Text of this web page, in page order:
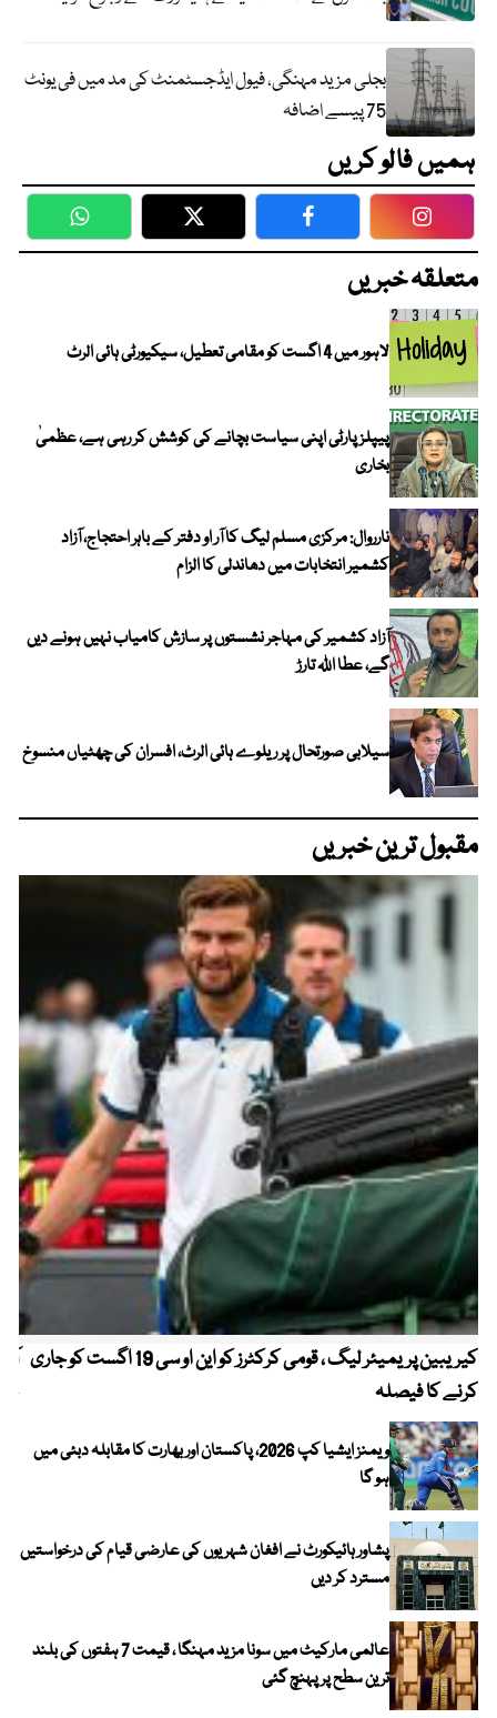
بجلی مزید مہنگی، فیول ایڈجسٹمنٹ کی مد میں فی یونٹ
75 پیسے اضافہ
ہمیں فالو کریں
WhatsApp Twitter Facebook
متعلقہ خبریں
لاہور میں 4 اگست کو مقامی تعطیل، سیکیورٹی ہائی الرٹ
پیپلز پارٹی اپنی سیاست بچانے کی کوشش کر رہی ہے، عظمیٰ
بخاری
نارروال: مرکزی مسلم لیگ کا آر او دفتر کے باہر احتجاج، آزاد
کشمیر انتخابات میں دھاندلی کا الزام
آزاد کشمیر کی مہاجر نشستوں پر سازش کامیاب نہیں ہونے دیں
گے، عطا اللہ تارڑ
سیلابی صورتحال پر ریلوے ہائی الرٹ، افسران کی چھٹیاں منسوخ
مقبول ترین خبریں
کیریبین پریمیئر لیگ ، قومی کرکٹرز کو این او سی 19 اگست کو جاری
کرنے کا فیصلہ
ویمنز ایشیا کپ 2026، پاکستان اور بھارت کا مقابلہ دبئی میں
ہو گا
پشاور ہائیکورٹ نے افغان شہریوں کی عارضی قیام کی درخواستیں
مسترد کر دیں
عالمی مارکیٹ میں سونا مزید مہنگا ، قیمت 7 ہفتوں کی بلند
ترین سطح پر پہنچ گئی